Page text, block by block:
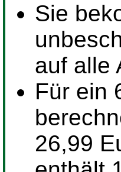
Sie
auf alle
Für ein
26,99